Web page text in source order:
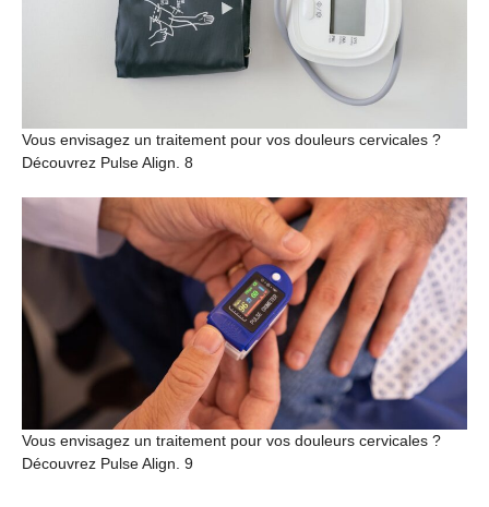
Vous envisagez un traitement pour vos douleurs cervicales ?
Découvrez Pulse Align. 8
Vous envisagez un traitement pour vos douleurs cervicales ?
Découvrez Pulse Align. 9